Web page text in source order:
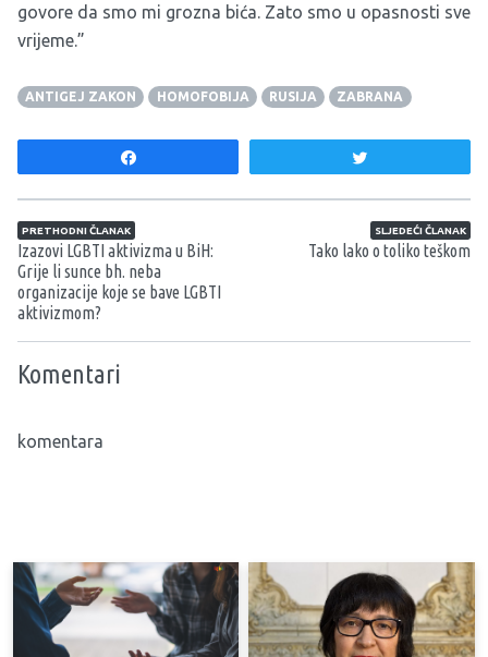
govore da smo mi grozna bića. Zato smo u opasnosti sve
vrijeme.”
ANTIGEJ ZAKON HOMOFOBIJA RUSIJA ZABRANA
Navigacija članaka
PRETHODNI ČLANAK
Izazovi LGBTI aktivizma u BiH:
Grije li sunce bh. neba
organizacije koje se bave LGBTI
aktivizmom?
SLJEDEĆI ČLANAK
Tako lako o toliko teškom
Komentari
komentara